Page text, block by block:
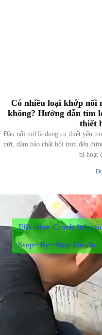
Có nhiều loại khớp nối
không? Hướng dẫn tìm
thiết
Đầu nối mỡ là dụng cụ thiết yếu
nứt, đảm bảo chất bôi trơn đến
bị hoạt